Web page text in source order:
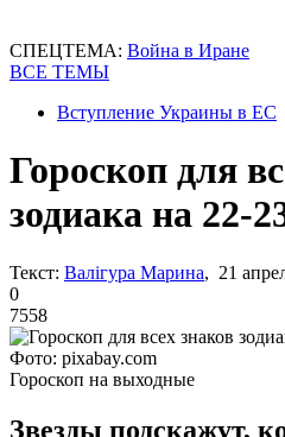
СПЕЦТЕМА: Война в Иране
ВСЕ ТЕМЫ
Вступление Украины в ЕС
Гороскоп для
зодиака на 22-
Текст: Валігура Марина, 21
0
7558
Фото: pixabay.com
Гороскоп на выходные
Звезды подскажут,